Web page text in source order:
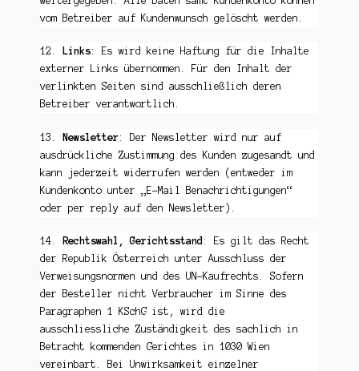
vom Betreiber auf Kundenwunsch gelöscht werden.
12. Links: Es wird keine Haftung für die Inhalte
externer Links übernommen. Für den Inhalt der
verlinkten Seiten sind ausschließlich deren
Betreiber verantwortlich.
13. Newsletter: Der Newsletter wird nur auf
ausdrückliche Zustimmung des Kunden zugesandt und
kann jederzeit widerrufen werden (entweder im
Kundenkonto unter „E-Mail Benachrichtigungen“
oder per reply auf den Newsletter).
14. Rechtswahl, Gerichtsstand : Es gilt das Recht
der Republik Österreich unter Ausschluss der
Verweisungsnormen und des UN-Kaufrechts. Sofern
der Besteller nicht Verbraucher im Sinne des
Paragraphen 1 KSchG ist, wird die
ausschliessliche Zuständigkeit des sachlich in
Betracht kommenden Gerichtes in 1030 Wien
vereinbart. Bei Unwirksamkeit einzelner